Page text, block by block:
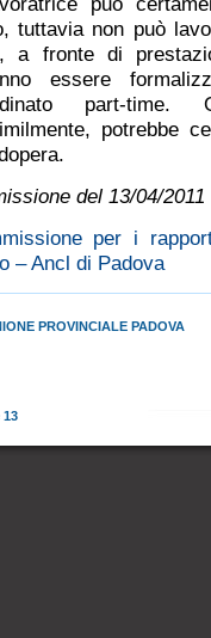
tuttavia non può
a fronte di
essere
part-time.
potrebbe
del 13/04/2011
per i
– Ancl di Padova
PROVINCIALE PADOVA
13